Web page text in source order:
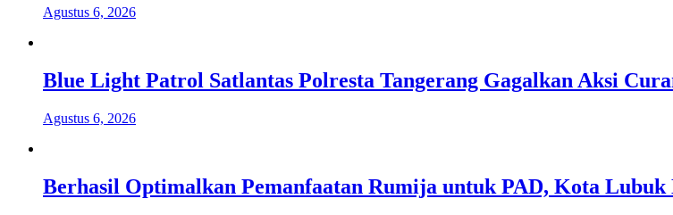
Agustus 6, 2026
Blue Light Patrol Satlantas Polresta Tangerang Gagalkan Aksi
Agustus 6, 2026
Berhasil Optimalkan Pemanfaatan Rumija untuk PAD, Kota